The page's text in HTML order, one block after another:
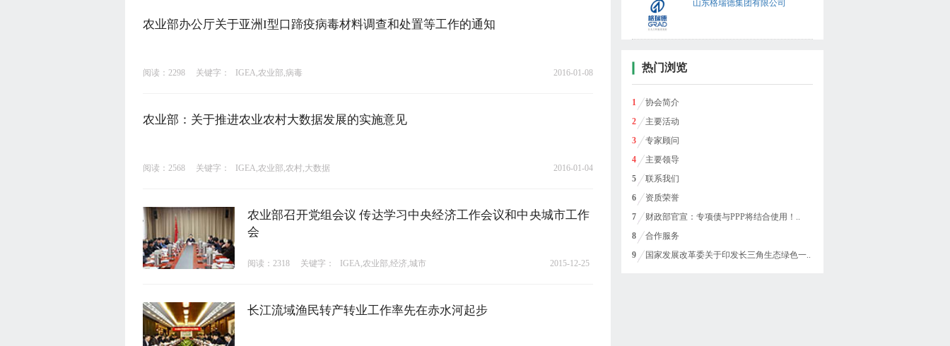
农业部办公厅关于亚洲I型口蹄疫病毒材料调查和处置等工作的通知
阅读：2298 关键字： IGEA,农业部,病毒 2016-01-08
农业部：关于推进农业农村大数据发展的实施意见
阅读：2568 关键字： IGEA,农业部,农村,大数据 2016-01-04
农业部召开党组会议 传达学习中央经济工作会议和中央城市工作
会
阅读：2318 关键字： IGEA,农业部,经济,城市 2015-12-25
长江流域渔民转产转业工作率先在赤水河起步
山东格瑞德集团有限公司
热门浏览
1
协会简介
2
主要活动
3
专家顾问
4
主要领导
5
联系我们
6
资质荣誉
7
财政部官宣：专项债与PPP将结合使用！..
8
合作服务
9
国家发展改革委关于印发长三角生态绿色一..